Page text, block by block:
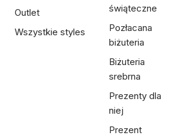
Outlet
Wszystkie styles
świąteczne
Pozłacana
biżuteria
Biżuteria
srebrna
Prezenty dla
niej
Prezent